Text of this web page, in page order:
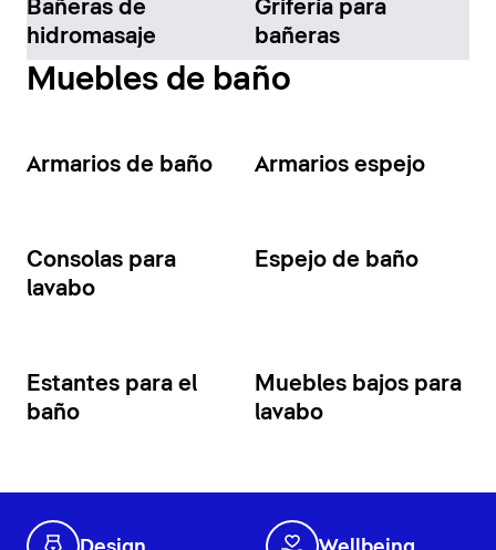
Bañeras de
hidromasaje
Grifería para
bañeras
Muebles de baño
Armarios de baño Armarios espejo
Consolas para
lavabo
Espejo de baño
Estantes para el
baño
Muebles bajos para
lavabo